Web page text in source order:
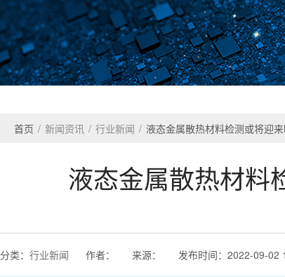
首页 / 新闻资讯 / 行业新闻 / 液态金属散热材料检测或将迎
液态金属散热材料
分类：行业新闻 作者： 来源： 发布时间：2022-09-02